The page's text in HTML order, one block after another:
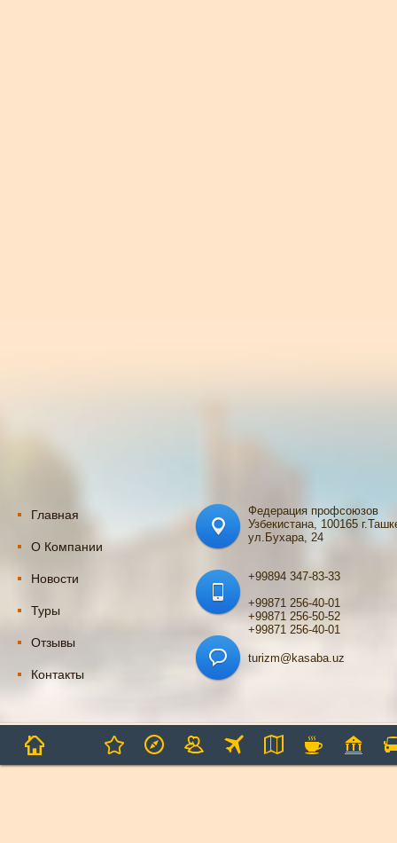
Главная
О Компании
Новости
Туры
Отзывы
Контакты
Федерация профсоюзов
Узбекистана, 100165
ул.Бухара, 24
+99894 347-83-33
+99871 256-40-01
+99871 256-50-52
+99871 256-40-01
turizm@kasaba.uz